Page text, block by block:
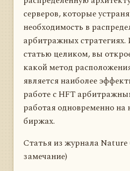
серверов, которые
необходимость в
арбитражных
статью целиком, вы
какой метод
является наиболее
работе с HFT
работая одновременно на
биржах.
Статья из журнала Nature
замечание)